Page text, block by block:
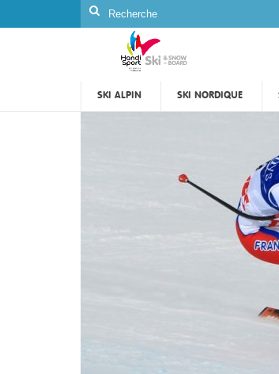
Rechercher
SKI ALPIN SKI NORDIQUE